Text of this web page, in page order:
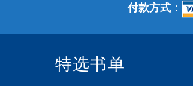
付款方式：
特选书单